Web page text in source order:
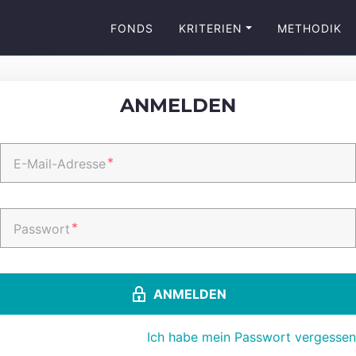
FONDS KRITERIEN METHODIK
ANMELDEN
E-Mail-Adresse*
Passwort *
ANMELDEN
Ich habe mein Passwort vergessen